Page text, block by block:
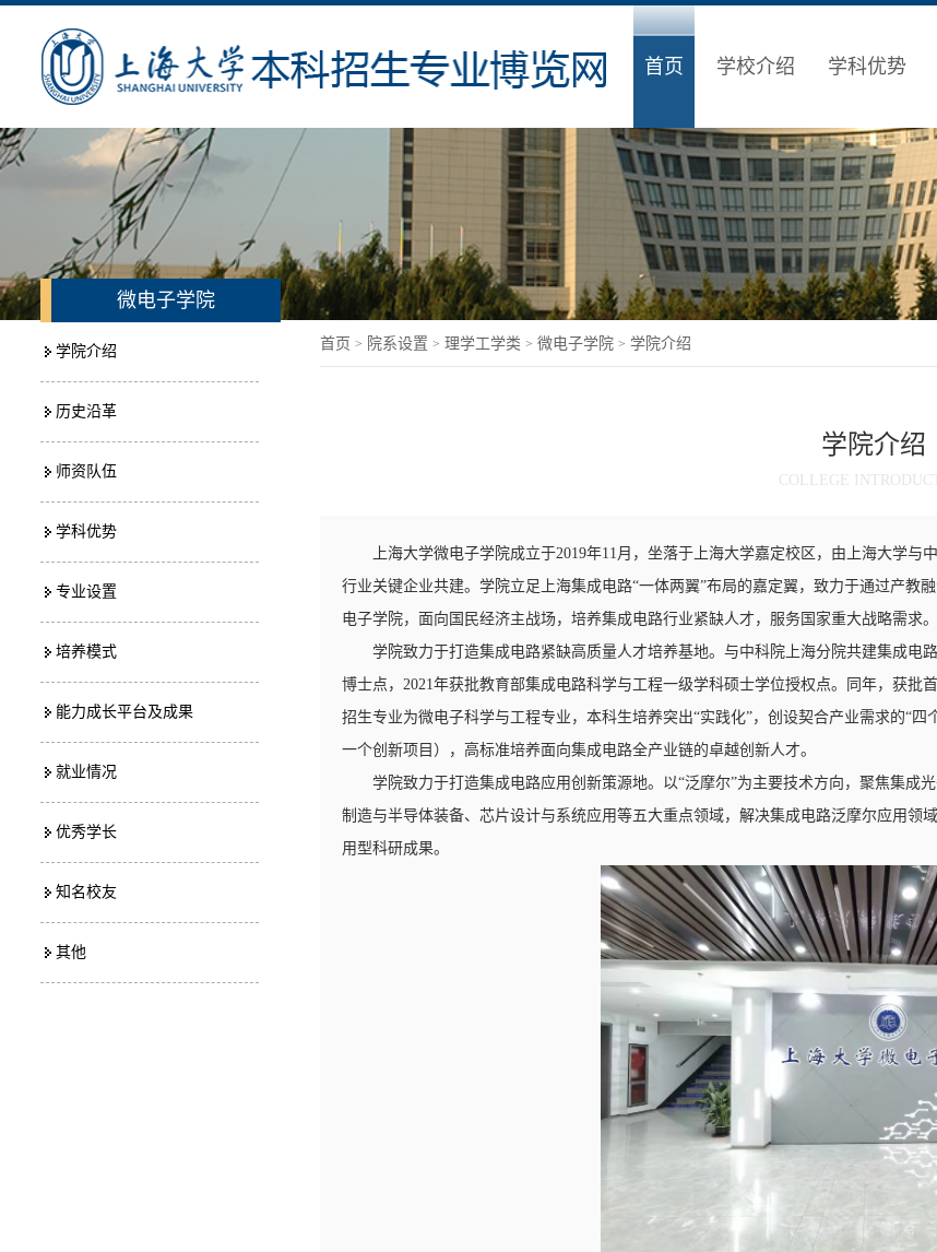
首页 学校介绍 学科优势
微电子学院
学院介绍
历史沿革
师资队伍
学科优势
专业设置
培养模式
能力成长平台及成果
就业情况
优秀学长
知名校友
其他
首页 > 院系设置 > 理学工学类 > 微电子学院 > 学院介绍
学院介绍
COLLEGE
上海大学微电子学院成立于2019年11月，坐落于上海大学嘉定校区，由上海大学
行业关键企业共建。学院立足上海集成电路“一体两翼”布局的嘉定翼，致力于通过产教
电子学院，面向国民经济主战场，培养集成电路行业紧缺人才，服务国家重大战略需求。
学院致力于打造集成电路紧缺高质量人才培养基地。与中科院上海分院共建集成电
博士点，2021年获批教育部集成电路科学与工程一级学科硕士学位授权点。同年，获
招生专业为微电子科学与工程专业，本科生培养突出“实践化”，创设契合产业需求的“
一个创新项目），高标准培养面向集成电路全产业链的卓越创新人才。
学院致力于打造集成电路应用创新策源地。以“泛摩尔”为主要技术方向，聚焦集成
制造与半导体装备、芯片设计与系统应用等五大重点领域，解决集成电路泛摩尔应用领
用型科研成果。